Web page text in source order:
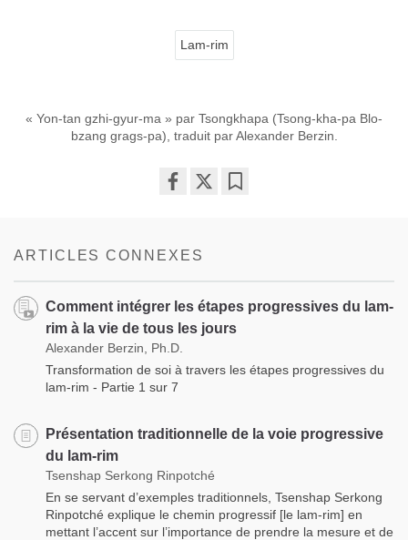
Lam-rim
« Yon-tan gzhi-gyur-ma » par Tsongkhapa (Tsong-kha-pa Blo-
bzang grags-pa), traduit par Alexander Berzin.
ARTICLES CONNEXES
Comment intégrer les étapes progressives du lam-
rim à la vie de tous les jours
Alexander Berzin, Ph.D.
Transformation de soi à travers les étapes progressives du
lam-rim - Partie 1 sur 7
Présentation traditionnelle de la voie progressive
du lam-rim
Tsenshap Serkong Rinpotché
En se servant d’exemples traditionnels, Tsenshap Serkong
Rinpotché explique le chemin progressif [le lam-rim] en
mettant l’accent sur l’importance de prendre la mesure et de